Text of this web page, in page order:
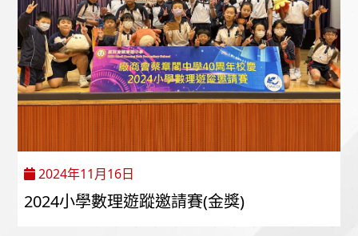
2024年11月16日
2024小學數理遊蹤邀請賽(金獎)